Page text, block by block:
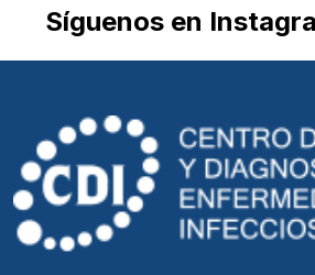
Síguenos en